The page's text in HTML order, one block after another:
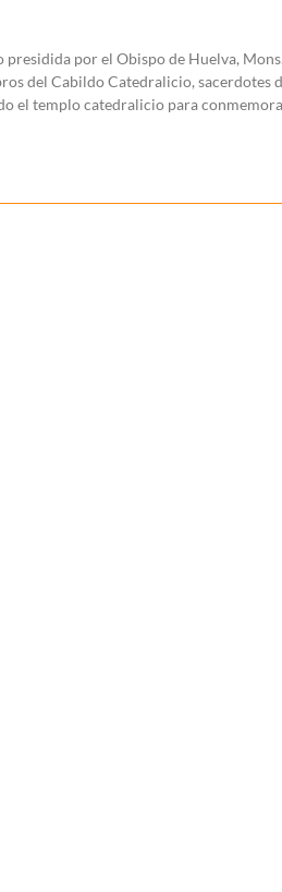
presidida por el Obispo de Huelva,
del Cabildo Catedralicio, sacerdotes
el templo catedralicio para